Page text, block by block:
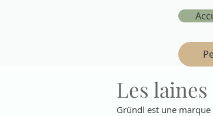
Les
Gründl est une